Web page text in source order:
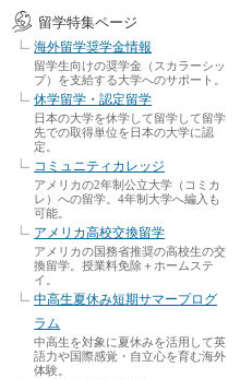
留学特集ページ
海外留学奨学金情報
留学生向けの奨学金（スカラーシッ
プ）を支給する大学へのサポート。
休学留学・認定留学
日本の大学を休学して留学して留学
先での取得単位を日本の大学に認
定。
コミュニティカレッジ
アメリカの2年制公立大学（コミカ
レ）への留学。4年制大学へ編入も
可能。
アメリカ高校交換留学
アメリカの国務省推奨の高校生の交
換留学。授業料免除＋ホームステ
イ。
中高生夏休み短期サマープログ
ラム
中高生を対象に夏休みを活用して英
語力や国際感覚・自立心を育む海外
体験。